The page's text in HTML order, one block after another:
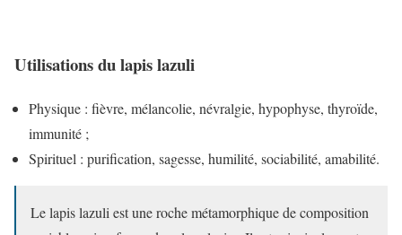
Utilisations du lapis lazuli
Physique : fièvre, mélancolie, névralgie, hypophyse, thyroïde,
immunité ;
Spirituel : purification, sagesse, humilité, sociabilité, amabilité.
Le lapis lazuli est une roche métamorphique de composition